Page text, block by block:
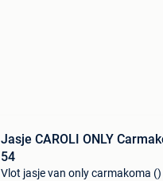
Jasje CAROLI ONLY
54
Vlot jasje van only carmakoma